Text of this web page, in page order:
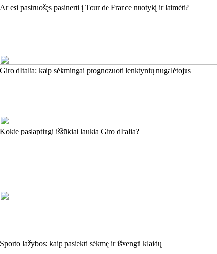
Ar esi pasiruošęs pasinerti į Tour de France nuotykį ir laimėti?
Giro dItalia: kaip sėkmingai prognozuoti lenktynių nugalėtojus
Kokie paslaptingi iššūkiai laukia Giro dItalia?
Sporto lažybos: kaip pasiekti sėkmę ir išvengti klaidų